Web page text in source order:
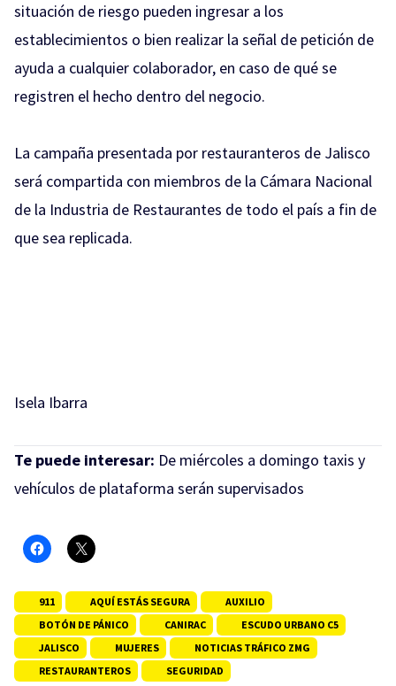
situación de riesgo pueden ingresar a los
establecimientos o bien realizar la señal de petición de
ayuda a cualquier colaborador, en caso de qué se
registren el hecho dentro del negocio.
La campaña presentada por restauranteros de Jalisco
será compartida con miembros de la Cámara Nacional
de la Industria de Restaurantes de todo el país a fin de
que sea replicada.
Isela Ibarra
Te puede interesar: De miércoles a domingo taxis y
vehículos de plataforma serán supervisados
911 AQUÍ ESTÁS SEGURA
AUXILIO
BOTÓN DE PÁNICO
CANIRAC
ESCUDO URBANO C5
JALISCO
MUJERES
NOTICIAS TRÁFICO ZMG
RESTAURANTEROS
SEGURIDAD